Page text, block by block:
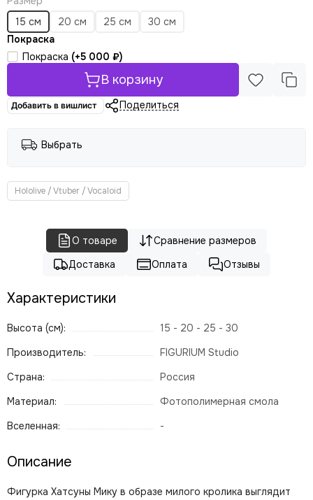
15 см
20 см 25 см
30 см
Покраска
Покраска (+5 000 ₽)
В корзину
Добавить в вишлист Поделиться
Выбрать
Hololive / Vtuber / Vocaloid
О товаре
Сравнение размеров
Доставка
Оплата Отзывы
Характеристики
Высота (см):
15 - 20 - 25 - 30
Производитель:
FIGURIUM Studio
Страна:
Россия
Материал:
Фотополимерная смола
Вселенная:
-
Описание
Фигурка Хатсуны Мику в образе милого кролика выглядит